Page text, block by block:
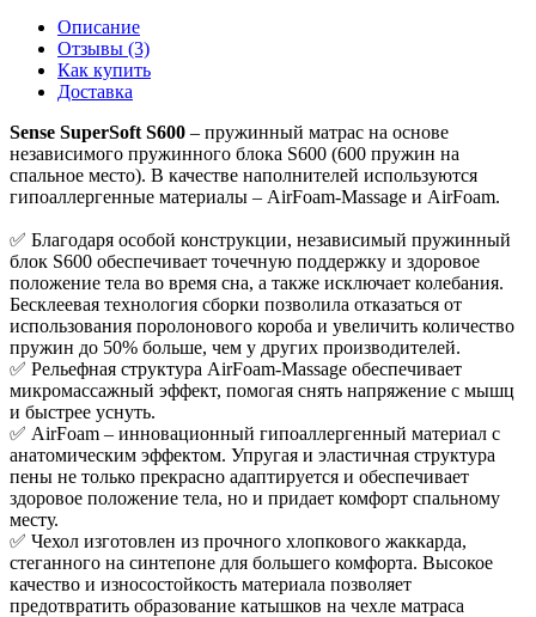
Описание
Отзывы (3)
Как купить
Доставка
Sense SuperSoft S600 – пружинный матрас на основе
независимого пружинного блока S600 (600 пружин на
спальное место). В качестве наполнителей используются
гипоаллергенные материалы – AirFoam-Massage и AirFoam.
✅ Благодаря особой конструкции, независимый пружинный
блок S600 обеспечивает точечную поддержку и здоровое
положение тела во время сна, а также исключает колебания.
Бесклеевая технология сборки позволила отказаться от
использования поролонового короба и увеличить количество
пружин до 50% больше, чем у других производителей.
✅ Рельефная структура AirFoam-Massage обеспечивает
микромассажный эффект, помогая снять напряжение с мышц
и быстрее уснуть.
✅ AirFoam – инновационный гипоаллергенный материал с
анатомическим эффектом. Упругая и эластичная структура
пены не только прекрасно адаптируется и обеспечивает
здоровое положение тела, но и придает комфорт спальному
месту.
✅ Чехол изготовлен из прочного хлопкового жаккарда,
стеганного на синтепоне для большего комфорта. Высокое
качество и износостойкость материала позволяет
предотвратить образование катышков на чехле матраса